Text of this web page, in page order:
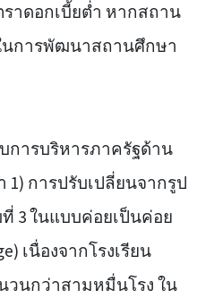
าดอกเบี้ยต่ำ หากสถาน
การพัฒนาสถานศึกษา
การบริหารภาครัฐด้าน
1) การปรับเปลี่ยนจากรูป
3 ในแบบค่อยเป็นค่อย
เนื่องจากโรงเรียน
วนกว่าสามหมื่นโรง ใน